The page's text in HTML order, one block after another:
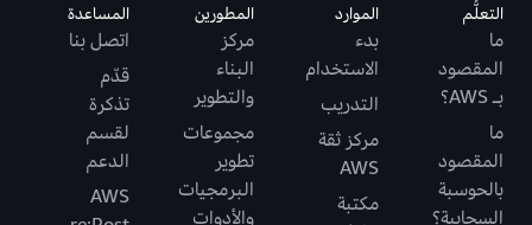
التعلُّم
ما
المقصود
بـ AWS؟
ما
المقصود
بالحوسبة
السحابية؟
الموارد
بدء
الاستخدام
التدريب
مركز ثقة
AWS
مكتبة
المطورين
مركز
البناء
والتطوير
مجموعات
تطوير
البرمجيات
والأدوات
المساعدة
اتصل بنا
قدّم
تذكرة
لقسم
الدعم
AWS